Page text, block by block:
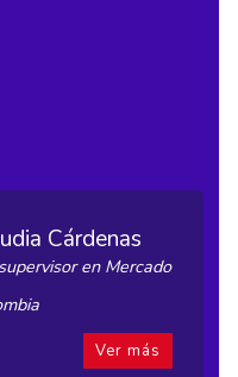
Cárdenas
en Mercado
Ver más